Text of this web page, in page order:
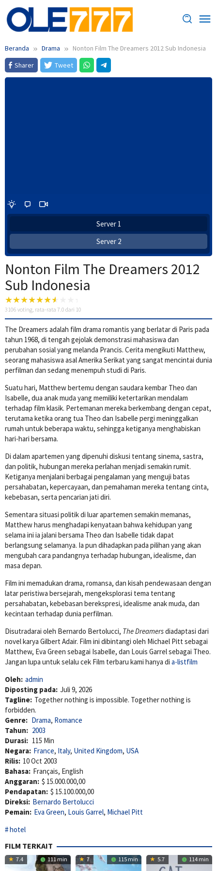
Loncat
ke
konten
Beranda Drama
Nonton Film The Dreamers 2012 Sub Indonesia
Sharer
Tweet
Server 1
Server 2
Nonton Film The Dreamers 2012
Sub Indonesia
3106 voting, rata-rata 7.0 dari 10
The Dreamers adalah film drama romantis yang berlatar di Paris pada
tahun 1968, di tengah gejolak demonstrasi mahasiswa dan
perubahan sosial yang melanda Prancis. Cerita mengikuti Matthew,
seorang mahasiswa asal Amerika Serikat yang sangat mencintai dunia
perfilman dan sedang menempuh studi di Paris.
Suatu hari, Matthew bertemu dengan saudara kembar Theo dan
Isabelle, dua anak muda yang memiliki ketertarikan mendalam
terhadap film klasik. Pertemanan mereka berkembang dengan cepat,
terutama ketika orang tua Theo dan Isabelle pergi meninggalkan
rumah untuk beberapa waktu, sehingga ketiganya menghabiskan
hari-hari bersama.
Di dalam apartemen yang dipenuhi diskusi tentang sinema, sastra,
dan politik, hubungan mereka perlahan menjadi semakin rumit.
Ketiganya menjalani berbagai pengalaman yang menguji batas
persahabatan, kepercayaan, dan pemahaman mereka tentang cinta,
kebebasan, serta pencarian jati diri.
Sementara situasi politik di luar apartemen semakin memanas,
Matthew harus menghadapi kenyataan bahwa kehidupan yang
selama ini ia jalani bersama Theo dan Isabelle tidak dapat
berlangsung selamanya. Ia pun dihadapkan pada pilihan yang akan
mengubah cara pandangnya terhadap hubungan, idealisme, dan
masa depan.
Film ini memadukan drama, romansa, dan kisah pendewasaan dengan
latar peristiwa bersejarah, mengeksplorasi tema tentang
persahabatan, kebebasan berekspresi, idealisme anak muda, dan
kecintaan terhadap dunia perfilman.
Disutradarai oleh Bernardo Bertolucci, The Dreamersdiadaptasi dari
novel karya Gilbert Adair. Film ini dibintangi oleh Michael Pitt sebagai
Matthew, Eva Green sebagai Isabelle, dan Louis Garrelsebagai Theo.
Jangan lupa untuk selalu cek Film terbaru kami hanya di a-listfilm
Oleh: admin
Diposting pada: Juli 9, 2026
Tagline: Together nothing is impossible. Together nothing is
forbidden.
Genre: Drama, Romance
Tahun: 2003
Durasi: 115 Min
Negara: France, Italy, United Kingdom, USA
Rilis: 10 Oct 2003
Bahasa: Français, English
Anggaran: $ 15.000.000,00
Pendapatan: $ 15.100.000,00
Direksi: Bernardo Bertolucci
Pemain: Eva Green, Louis Garrel, Michael Pitt
hotel
FILM TERKAIT
7.4 111 min 7 115 min 5.7 114 min